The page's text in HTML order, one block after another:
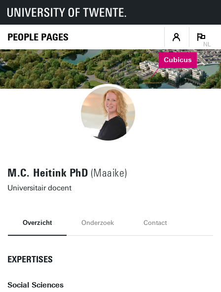
PEOPLE PAGES
NL
Cubicus
M.C. Heitink PhD (Maaike)
Universitair docent
Overzicht Onderzoek Contact
EXPERTISES
Social Sciences